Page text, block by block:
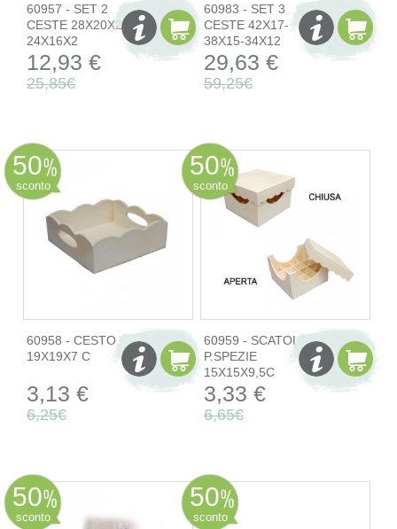
60957 - SET 2
CESTE 28X20X28
24X16X2
12,93 €
25,85€
60983 - SET 3
CESTE 42X17-
38X15-34X12
29,63 €
59,25€
50
sconto
60958 - CESTO
19X19X7 C
3,13 €
6,25€
50
sconto
60959 - SCATOLA
P.SPEZIE
15X15X9,5C
3,33 €
6,65€
50
sconto
50
sconto